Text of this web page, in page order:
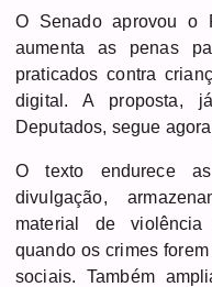
O Senado aprovou o
aumenta as penas
praticados contra
digital. A proposta,
Deputados, segue
O texto endurece
divulgação,
material de violência
quando os crimes
sociais. Também